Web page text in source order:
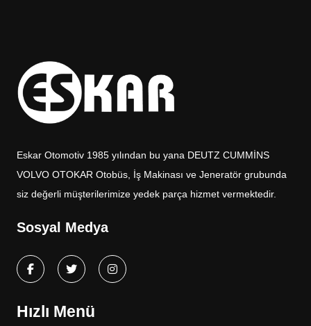
Eskar Otomotiv 1985 yılından bu yana DEUTZ CUMMİNS
VOLVO OTOKAR Otobüs, İş Makinası ve Jeneratör grubunda
siz değerli müşterilerimize yedek parça hizmet vermektedir.
Sosyal Medya
Hızlı Menü